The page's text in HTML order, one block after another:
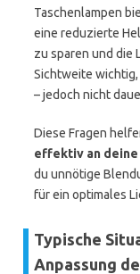
Taschenlampen
eine reduzierte
zu sparen und die
Sichtweite
– jedoch nicht
Diese Fragen
effektiv an deine
du unnötige
für ein optimales
Typische
Anpassung